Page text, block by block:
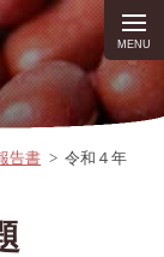
告書 > 令和４年